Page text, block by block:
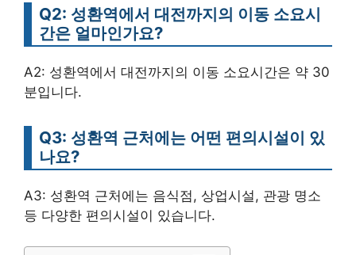
Q2: 성환역에서 대전까지의 이동 소요시
간은 얼마인가요?
A2: 성환역에서 대전까지의 이동 소요시간은 약 30
분입니다.
Q3: 성환역 근처에는 어떤 편의시설이 있
나요?
A3: 성환역 근처에는 음식점, 상업시설, 관광 명소
등 다양한 편의시설이 있습니다.